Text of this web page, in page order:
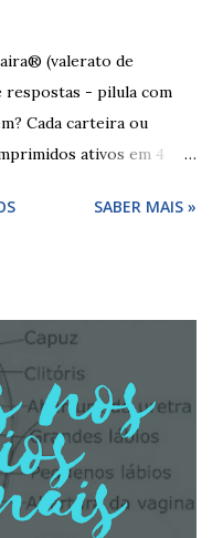
(valerato de
respostas - pilula com
Cada carteira ou
ativos em 4
4. Dosagem
mg de dienogest 17
2 mg de valerato de
mg de dienogest 2
1 mg de valerato
comprimidos brancos
ao período de pausa).
hidratada, amido de
SABER MAIS »